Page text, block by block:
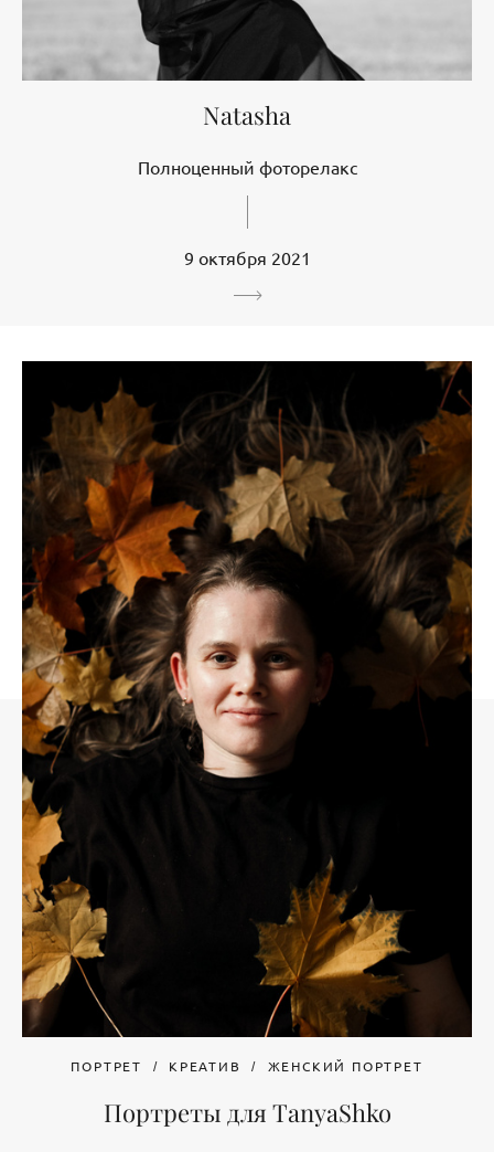
Natasha
Полноценный фоторелакс
9 октября 2021
ПОРТРЕТ КРЕАТИВ ЖЕНСКИЙ ПОРТРЕТ
Портреты для TanyaShko